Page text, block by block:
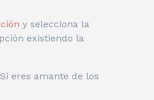
y selecciona la
existiendo la
eres amante de los